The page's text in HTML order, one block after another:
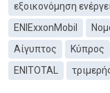
εξοικονόμηση
ΕΝΙExxonMobil
Αίγυπτος
Κύπρος
ENITOTAL